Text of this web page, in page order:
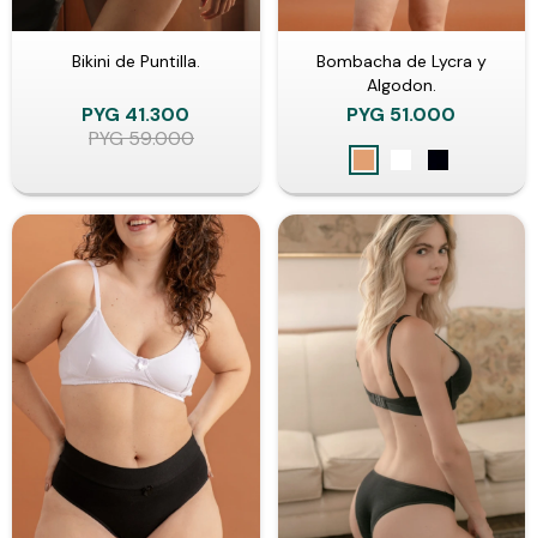
Bikini de Puntilla.
PYG 41.300
PYG59.000
Bombacha de Lycra y
Algodon.
PYG 51.000